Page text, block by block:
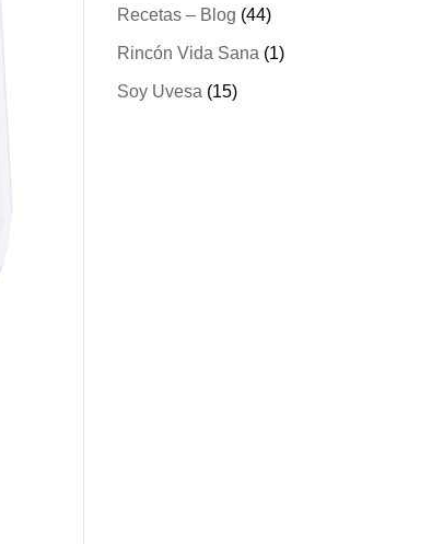
Recetas – Blog (44)
Rincón Vida Sana (1)
Soy Uvesa (15)